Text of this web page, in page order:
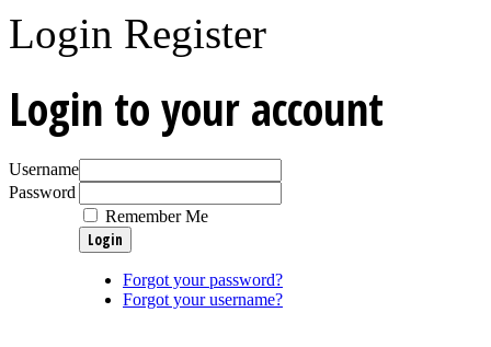
Login Register
Login to your account
Username
Password
Remember Me
Forgot your password?
Forgot your username?